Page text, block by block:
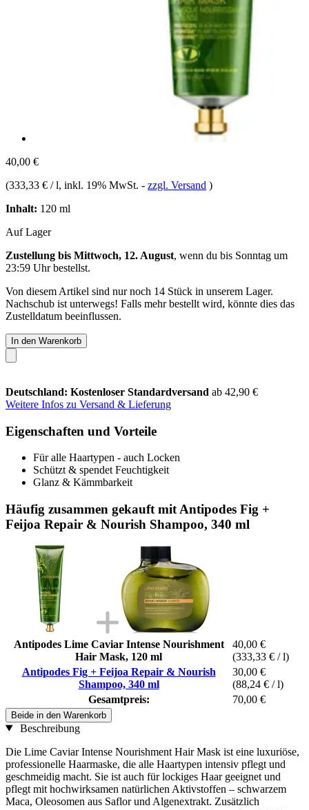
40,00 €
(333,33 € / l, inkl. 19% MwSt. - zzgl. Versand )
Inhalt: 120 ml
Auf Lager
Zustellung bis Mittwoch, 12. August, wenn du bis Sonntag um
23:59 Uhrbestellst.
Von diesem Artikel sind nur noch 14 Stück in unserem Lager.
Nachschub ist unterwegs! Falls mehr bestellt wird, könnte dies das
Zustelldatum beeinflussen.
In den Warenkorb
Deutschland: Kostenloser Standardversand ab 42,90 €
Weitere Infos zu Versand & Lieferung
Eigenschaften und Vorteile
Für alle Haartypen - auch Locken
Schützt & spendet Feuchtigkeit
Glanz & Kämmbarkeit
Häufig zusammen gekauft mit Antipodes Fig +
Feijoa Repair & Nourish Shampoo, 340 ml
Antipodes Lime Caviar Intense Nourishment
Hair Mask, 120 ml
40,00 €
(333,33 € / l)
Antipodes Fig + Feijoa Repair & Nourish
Shampoo, 340 ml
30,00 €
(88,24 € / l)
Gesamtpreis:
70,00 €
Beide in den Warenkorb
Beschreibung
Die Lime Caviar Intense Nourishment Hair Mask ist eine luxuriöse,
professionelle Haarmaske, die alle Haartypen intensiv pflegt und
geschmeidig macht. Sie ist auch für lockiges Haar geeignet und
pflegt mit hochwirksamen natürlichen Aktivstoffen – schwarzem
Maca, Oleosomen aus Saflor und Algenextrakt. Zusätzlich